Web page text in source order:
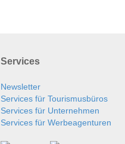
Services
Newsletter
Services für Tourismusbüros
Services für Unternehmen
Services für Werbeagenturen